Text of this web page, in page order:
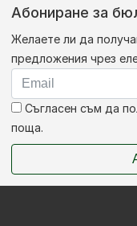
Абониране за
Желаете ли да
предложения чрез
Съгласен съм да
поща.